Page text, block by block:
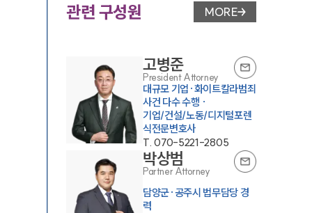
관련 구성원 변호사 페이지 이동
MORE
고병준
President Attorney
대규모 기업·화이트칼라범죄
사건 다수 수행 ·
기업/건설/노동/디지털포렌
식전문변호사
T.070-5221-2805
박상범
Partner Attorney
담양군·공주시 법무담당 경
력